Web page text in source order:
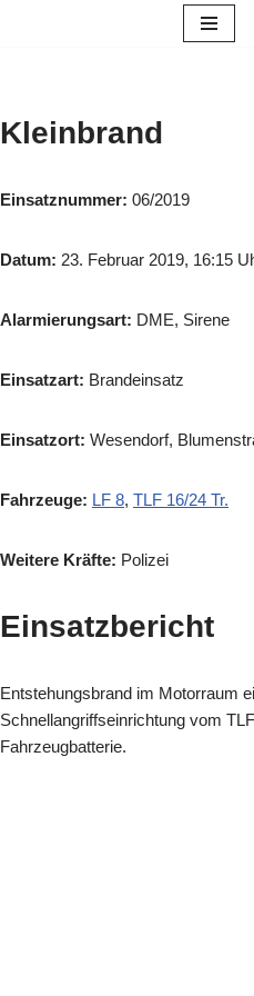
Kleinbrand
Einsatznummer: 06/2019
Datum: 23. Februar 2019, 16:15
Alarmierungsart: DME, Sirene
Einsatzart: Brandeinsatz
Einsatzort: Wesendorf,
Fahrzeuge: LF 8, TLF 16/24 Tr.
Weitere Kräfte: Polizei
Einsatzbericht
Entstehungsbrand im Motorraum
Schnellangriffseinrichtung vom
Fahrzeugbatterie.